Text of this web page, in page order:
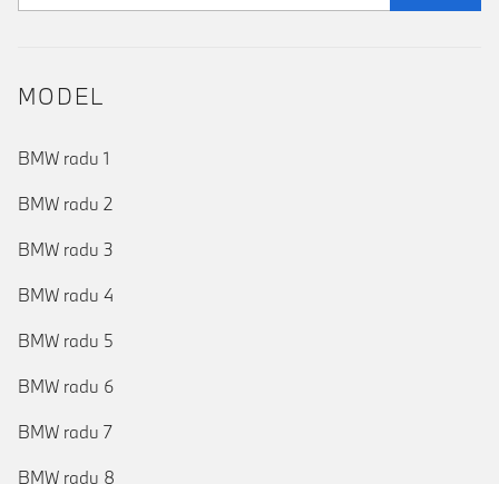
MODEL
BMW radu 1
BMW radu 2
BMW radu 3
BMW radu 4
BMW radu 5
BMW radu 6
BMW radu 7
BMW radu 8